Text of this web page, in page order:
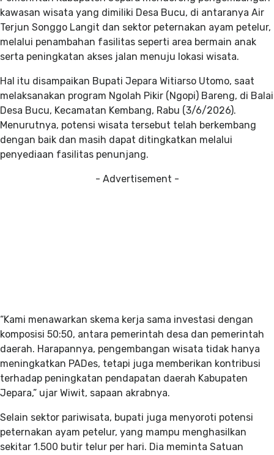
kawasan wisata yang dimiliki Desa Bucu, di antaranya Air
Terjun Songgo Langit dan sektor peternakan ayam petelur,
melalui penambahan fasilitas seperti area bermain anak
serta peningkatan akses jalan menuju lokasi wisata.
Hal itu disampaikan Bupati Jepara Witiarso Utomo, saat
melaksanakan program Ngolah Pikir (Ngopi) Bareng, di Balai
Desa Bucu, Kecamatan Kembang, Rabu (3/6/2026).
Menurutnya, potensi wisata tersebut telah berkembang
dengan baik dan masih dapat ditingkatkan melalui
penyediaan fasilitas penunjang.
- Advertisement -
“Kami menawarkan skema kerja sama investasi dengan
komposisi 50:50, antara pemerintah desa dan pemerintah
daerah. Harapannya, pengembangan wisata tidak hanya
meningkatkan PADes, tetapi juga memberikan kontribusi
terhadap peningkatan pendapatan daerah Kabupaten
Jepara,” ujar Wiwit, sapaan akrabnya.
Selain sektor pariwisata, bupati juga menyoroti potensi
peternakan ayam petelur, yang mampu menghasilkan
sekitar 1.500 butir telur per hari. Dia meminta Satuan